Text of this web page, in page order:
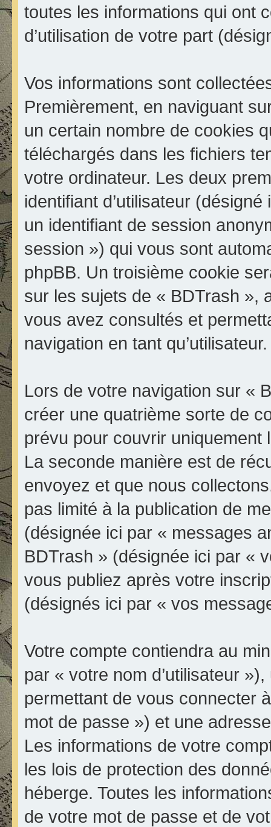
toutes les informations qui ont
d’utilisation de votre part
Vos informations sont
Premièrement, en naviguant
un certain nombre de cookies
téléchargés dans les fichiers
votre ordinateur. Les deux
identifiant d’utilisateur
un identifiant de session
session ») qui vous sont
phpBB. Un troisième cookie
sur les sujets de « BDTrash »,
vous avez consultés et
navigation en tant qu’utilisateur.
Lors de votre navigation sur «
créer une quatrième sorte de
prévu pour couvrir
La seconde manière est de
envoyez et que nous
pas limité à la publication de
(désignée ici par « messages
BDTrash » (désignée ici par «
vous publiez après votre
(désignés ici par « vos
Votre compte contiendra au
par « votre nom d’utilisateur
permettant de vous connecter
mot de passe ») et une
Les informations de votre
les lois de protection des
héberge. Toutes les
de votre mot de passe et de